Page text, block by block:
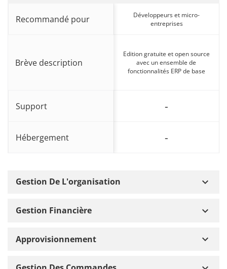
Recommandé pour
Brève description
Support
Hébergement
Développeurs et micro-
entreprises
Edition gratuite et open source
avec un ensemble de
fonctionnalités ERP de base
-
-
Gestion De L'organisation keyboard_arrow_down
Gestion Financière keyboard_arrow_down
Approvisionnement keyboard_arrow_down